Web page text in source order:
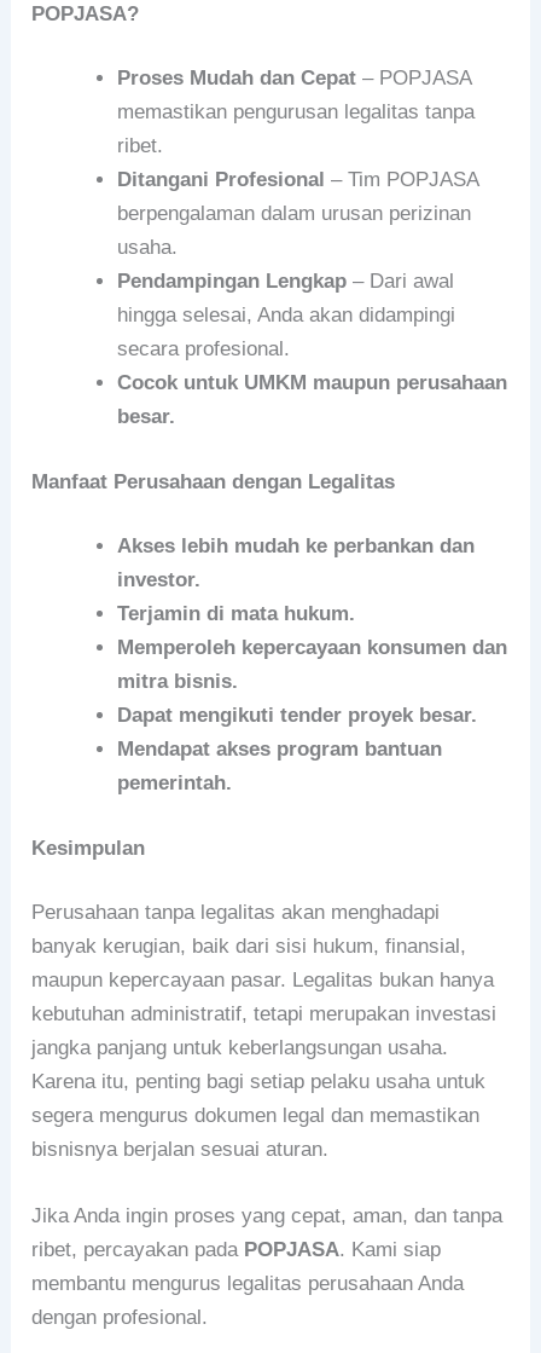
POPJASA?
Proses Mudah dan Cepat – POPJASA
memastikan pengurusan legalitas tanpa
ribet.
Ditangani Profesional – Tim POPJASA
berpengalaman dalam urusan perizinan
usaha.
Pendampingan Lengkap – Dari awal
hingga selesai, Anda akan didampingi
secara profesional.
Cocok untuk UMKM maupun perusahaan
besar.
Manfaat Perusahaan dengan Legalitas
Akses lebih mudah ke perbankan dan
investor.
Terjamin di mata hukum.
Memperoleh kepercayaan konsumen dan
mitra bisnis.
Dapat mengikuti tender proyek besar.
Mendapat akses program bantuan
pemerintah.
Kesimpulan
Perusahaan tanpa legalitas akan menghadapi
banyak kerugian, baik dari sisi hukum, finansial,
maupun kepercayaan pasar. Legalitas bukan hanya
kebutuhan administratif, tetapi merupakan investasi
jangka panjang untuk keberlangsungan usaha.
Karena itu, penting bagi setiap pelaku usaha untuk
segera mengurus dokumen legal dan memastikan
bisnisnya berjalan sesuai aturan.
Jika Anda ingin proses yang cepat, aman, dan tanpa
ribet, percayakan pada POPJASA. Kami siap
membantu mengurus legalitas perusahaan Anda
dengan profesional.